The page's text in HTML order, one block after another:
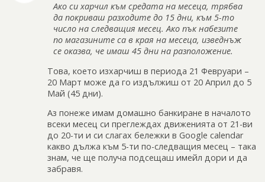
Ако си харчил към средата на месеца, трябва
да покриваш разходите до 15 дни, към 5-то
число на следващия месец. Ако пък набезите
по магазините са в края на месеца, изведнъж
се оказва, че имаш 45 дни на разположение.
Това, което изхарчиш в периода 21 Февруари –
20 Март може да го издължиш от 20 Април до 5
Май (45 дни).
Аз понеже имам домашно банкиране в началото
всеки месец си преглеждах движенията от 21-ви
до 20-ти и си слагах бележки в Google calendar
какво дължа към 5-ти по-следващия месец – така
знам, че ще получа подсещаш имейл дори и да
забравя.